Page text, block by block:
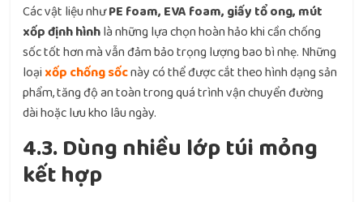
Các vật liệu nhưPE foam, EVA foam, giấy tổ ong, mút
xốp định hìnhlà những lựa chọn hoàn hảo khi cần chống
sốc tốt hơn mà vẫn đảm bảo trọng lượng bao bì nhẹ. Những
loại xốp chống sốcnày có thể được cắt theo hình dạng sản
phẩm, tăng độ an toàn trong quá trình vận chuyển đường
dài hoặc lưu kho lâu ngày.
4.3. Dùng nhiều lớp túi mỏng
kết hợp